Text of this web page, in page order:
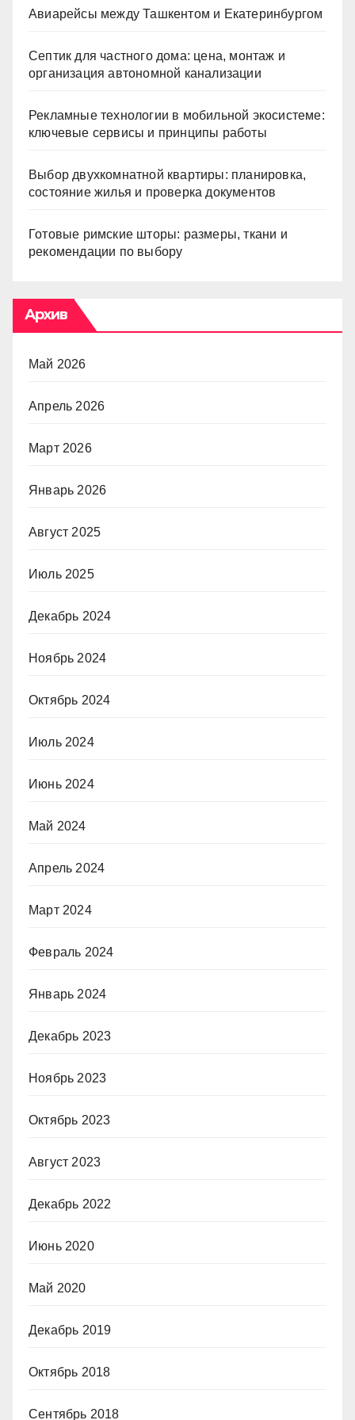
Авиарейсы между Ташкентом и Екатеринбургом
Септик для частного дома: цена, монтаж и
организация автономной канализации
Рекламные технологии в мобильной экосистеме:
ключевые сервисы и принципы работы
Выбор двухкомнатной квартиры: планировка,
состояние жилья и проверка документов
Готовые римские шторы: размеры, ткани и
рекомендации по выбору
Архив
Май 2026
Апрель 2026
Март 2026
Январь 2026
Август 2025
Июль 2025
Декабрь 2024
Ноябрь 2024
Октябрь 2024
Июль 2024
Июнь 2024
Май 2024
Апрель 2024
Март 2024
Февраль 2024
Январь 2024
Декабрь 2023
Ноябрь 2023
Октябрь 2023
Август 2023
Декабрь 2022
Июнь 2020
Май 2020
Декабрь 2019
Октябрь 2018
Сентябрь 2018